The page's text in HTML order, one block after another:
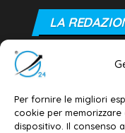
Per fornire le migliori
cookie per
dispositivo. Il consenso
LA
Editore e direttore
Dott. Daniele G.
Email:
Contatti –